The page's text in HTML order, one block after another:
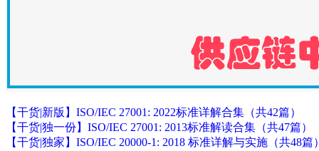
【干货|新版】ISO/IEC 27001: 2022标准详解合集（共42篇）
【干货|独一份】ISO/IEC 27001: 2013标准解读合集（共47篇）
【干货|独家】ISO/IEC 20000-1: 2018 标准详解与实施（共48篇